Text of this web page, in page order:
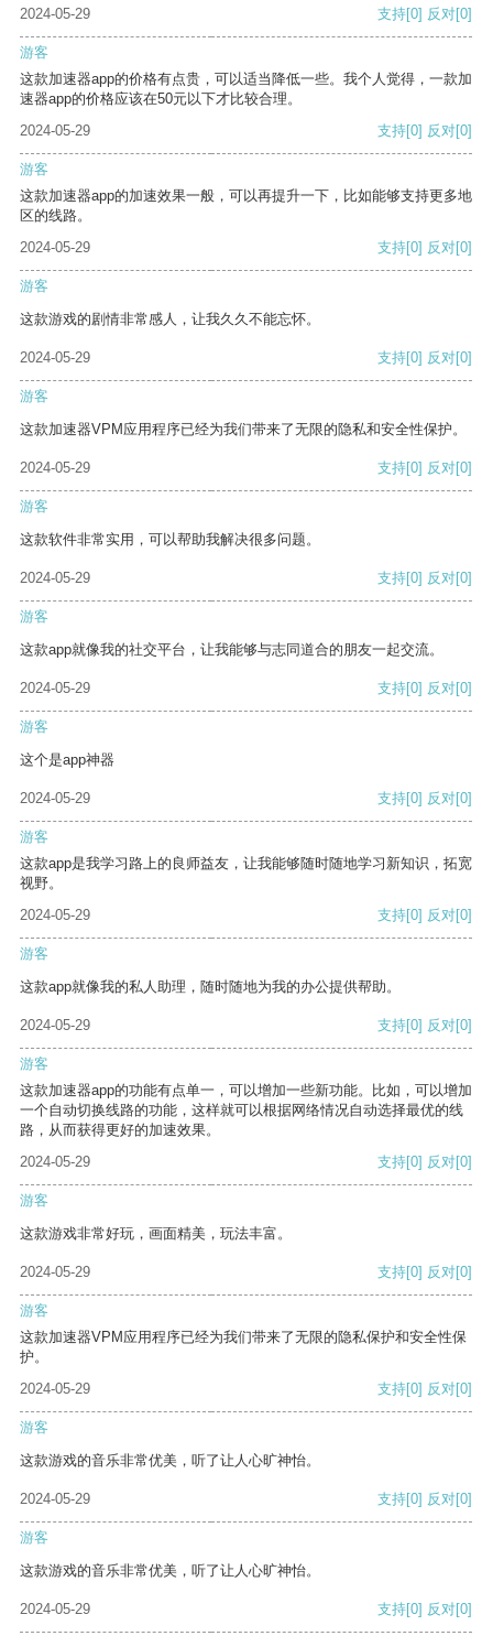
2024-05-29 支持[0] 反对[0]
游客
这款加速器app的价格有点贵，可以适当降低一些。我个人觉得，一款加
速器app的价格应该在50元以下才比较合理。
2024-05-29
支持[0] 反对[0]
游客
这款加速器app的加速效果一般，可以再提升一下，比如能够支持更多地
区的线路。
2024-05-29
支持[0] 反对[0]
游客
这款游戏的剧情非常感人，让我久久不能忘怀。
2024-05-29 支持[0] 反对[0]
游客
这款加速器VPM应用程序已经为我们带来了无限的隐私和安全性保护。
2024-05-29 支持[0] 反对[0]
游客
这款软件非常实用，可以帮助我解决很多问题。
2024-05-29 支持[0] 反对[0]
游客
这款app就像我的社交平台，让我能够与志同道合的朋友一起交流。
2024-05-29 支持[0] 反对[0]
游客
这个是app神器
2024-05-29 支持[0] 反对[0]
游客
这款app是我学习路上的良师益友，让我能够随时随地学习新知识，拓宽
视野。
2024-05-29
支持[0] 反对[0]
游客
这款app就像我的私人助理，随时随地为我的办公提供帮助。
2024-05-29 支持[0] 反对[0]
游客
这款加速器app的功能有点单一，可以增加一些新功能。比如，可以增加
一个自动切换线路的功能，这样就可以根据网络情况自动选择最优的线
路，从而获得更好的加速效果。
2024-05-29
支持[0] 反对[0]
游客
这款游戏非常好玩，画面精美，玩法丰富。
2024-05-29 支持[0] 反对[0]
游客
这款加速器VPM应用程序已经为我们带来了无限的隐私保护和安全性保
护。
2024-05-29
支持[0] 反对[0]
游客
这款游戏的音乐非常优美，听了让人心旷神怡。
2024-05-29 支持[0] 反对[0]
游客
这款游戏的音乐非常优美，听了让人心旷神怡。
2024-05-29 支持[0] 反对[0]